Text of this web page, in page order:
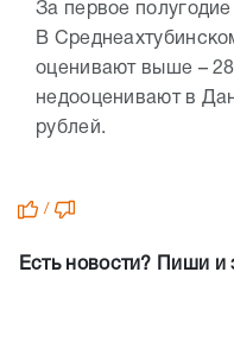
За первое
В
оценивают выше –
недооценивают в
рублей.
/
Есть новости? Пиши и